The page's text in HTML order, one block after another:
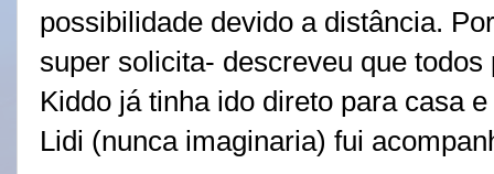
possibilidade devido a distância.
super solicita- descreveu que
Kiddo já tinha ido direto para casa
Lidi (nunca imaginaria) fui